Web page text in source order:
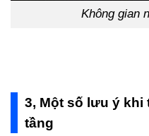
Không gian
3, Một số lưu ý khi
tầng